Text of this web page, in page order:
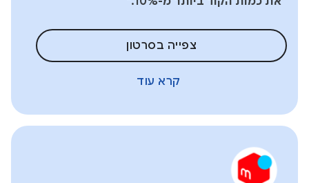
צפייה בסרטון
קרא עוד